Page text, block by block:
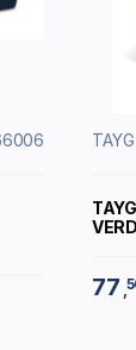
TAYG
77 ,